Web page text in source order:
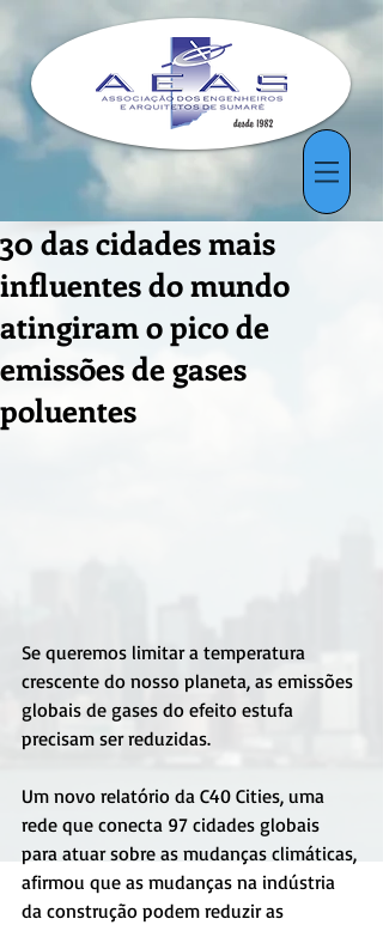
30 das cidades mais
influentes do mundo
atingiram o pico de
emissões de gases
poluentes
Se queremos limitar a temperatura
crescente do nosso planeta, as emissões
globais de gases do efeito estufa
precisam ser reduzidas.
Um novo relatório da C40 Cities, uma
rede que conecta 97 cidades globais
para atuar sobre as mudanças climáticas,
afirmou que as mudanças na indústria
da construção podem reduzir as